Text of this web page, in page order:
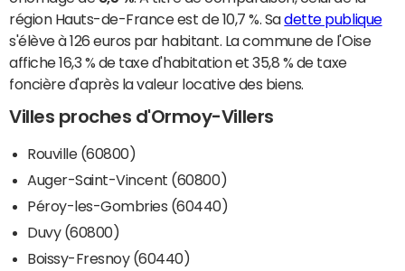
région Hauts-de-France est de 10,7 %. Sadette publique
s'élève à 126 euros par habitant. La commune de l'Oise
affiche 16,3 % de taxe d'habitation et 35,8 % de taxe
foncière d'après la valeur locative des biens.
Villes proches d'Ormoy-Villers
Rouville (60800)
Auger-Saint-Vincent (60800)
Péroy-les-Gombries (60440)
Duvy (60800)
Boissy-Fresnoy (60440)